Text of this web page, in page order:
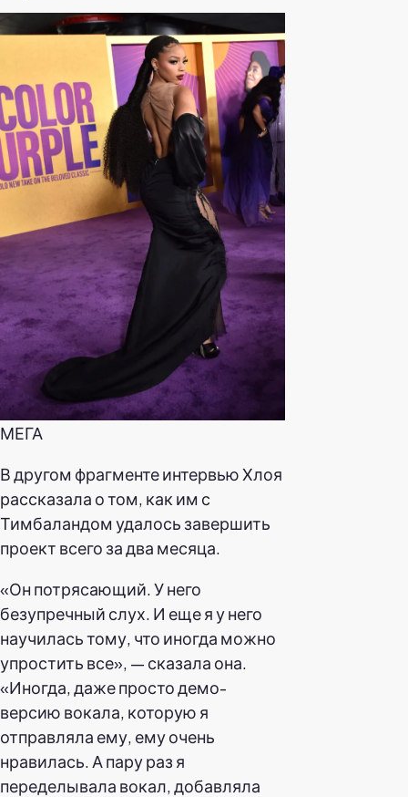
МЕГА
В другом фрагменте интервью Хлоя
рассказала о том, как им с
Тимбаландом удалось завершить
проект всего за два месяца.
«Он потрясающий. У него
безупречный слух. И еще я у него
научилась тому, что иногда можно
упростить все», — сказала она.
«Иногда, даже просто демо-
версию вокала, которую я
отправляла ему, ему очень
нравилась. А пару раз я
переделывала вокал, добавляла